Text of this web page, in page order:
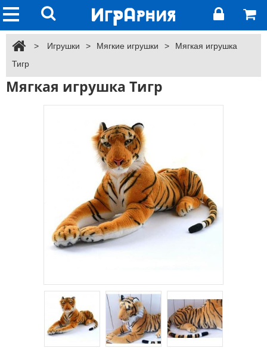
> Игрушки > Мягкие игрушки >
Мягкая игрушка
Тигр
Мягкая игрушка Тигр